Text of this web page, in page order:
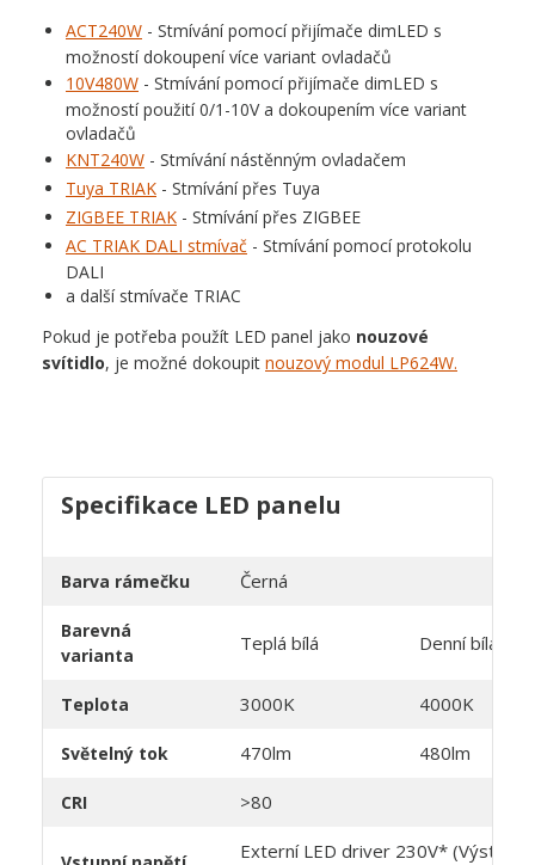
ACT240W - Stmívání pomocí přijímače dimLED s
možností dokoupení více variant ovladačů
10V480W - Stmívání pomocí přijímače dimLED s
možností použití 0/1-10V a dokoupením více variant
ovladačů
KNT240W - Stmívání nástěnným ovladačem
Tuya TRIAK - Stmívání přes Tuya
ZIGBEE TRIAK - Stmívání přes ZIGBEE
AC TRIAK DALI stmívač - Stmívání pomocí protokolu
DALI
a další stmívače TRIAC
Pokud je potřeba použít LED panel jako nouzové
svítidlo, je možné dokoupit nouzový modul LP624W.
Specifikace LED panelu
Barva rámečku Černá
Barevná
varianta
Teplá bílá Denní bílá
Teplota 3000K 4000K
Světelný tok 470lm 480lm
CRI >80
Externí LED driver 230V* (Výstup